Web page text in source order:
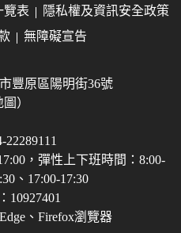
覽表
隱私權及資訊安全政策
無障礙宣告
豐原區陽明街36號
圖）
22289111
，彈性上下班時間：8:00-
、17:00-17:30
10927401
、Firefox瀏覽器